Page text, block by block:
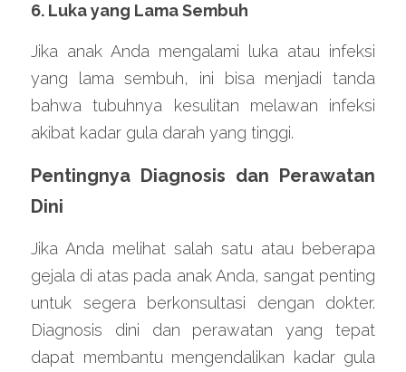
6. Luka yang Lama Sembuh
Jika anak Anda mengalami luka atau infeksi
yang lama sembuh, ini bisa menjadi tanda
bahwa tubuhnya kesulitan melawan infeksi
akibat kadar gula darah yang tinggi.
Pentingnya Diagnosis dan Perawatan
Dini
Jika Anda melihat salah satu atau beberapa
gejala di atas pada anak Anda, sangat penting
untuk segera berkonsultasi dengan dokter.
Diagnosis dini dan perawatan yang tepat
dapat membantu mengendalikan kadar gula